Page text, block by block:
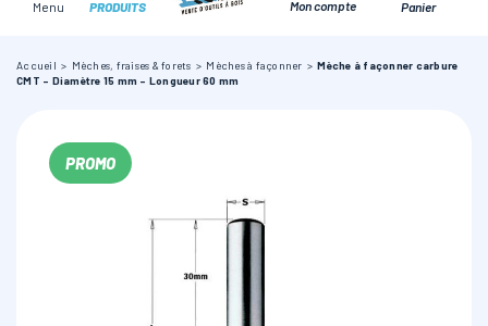
Menu PRODUITS Mon compte Panier
CONSOMMABLES
OUTILS DE TOUPIE
FERS & PLAQUETTES
Accueil Mèches, fraises & forets Mèches à façonner
Mèche à façonner carbure
CMT - Diamètre 15 mm - Longueur 60 mm
PROMO